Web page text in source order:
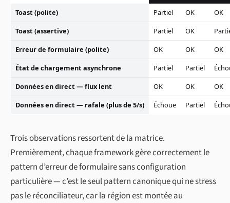
Toast (polite) Partiel OK
OK
Toast (assertive)
Partiel OK
Erreur de formulaire (polite)
OK OK
OK
État de chargement asynchrone
Partiel Partiel
Données en direct — flux lent
OK OK
OK
Données en direct — rafale (plus de 5/s)
Échoue Partiel
Trois observations ressortent de la matrice.
Premièrement, chaque framework gère correctement le
pattern d’erreur de formulaire sans configuration
particulière — c’est le seul pattern canonique qui ne stress
pas le réconciliateur, car la région est montée au